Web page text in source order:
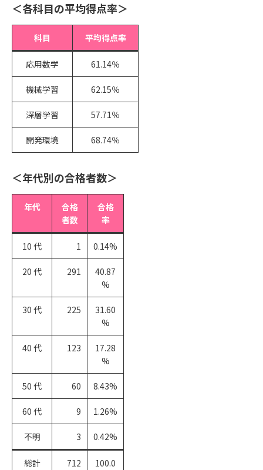
＜各科目の平均得点率＞
科目 平均得点率
応用数学 61.14％
機械学習 62.15％
深層学習 57.71％
開発環境 68.74％
＜年代別の合格者数＞
総計 712
100.0
年代
合格
者数
合格
率
10 代 1 0.14%
20 代 291
40.87
%
30 代 225
31.60
%
40 代 123
17.28
%
50 代 60 8.43%
60 代 9 1.26%
不明 3 0.42%